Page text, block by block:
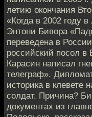
летию окончания
«Когда в 2002 году
Энтони Бивора
переведена в
российский посол в
Карасин написал
телеграф».
историка в клевете
солдат. Причина?
документах из